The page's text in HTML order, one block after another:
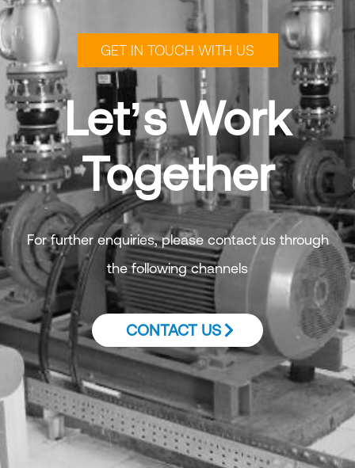
GET IN TOUCH WITH US
Let’s Work
Together
For further enquiries, please contact us through
the following channels
CONTACT US